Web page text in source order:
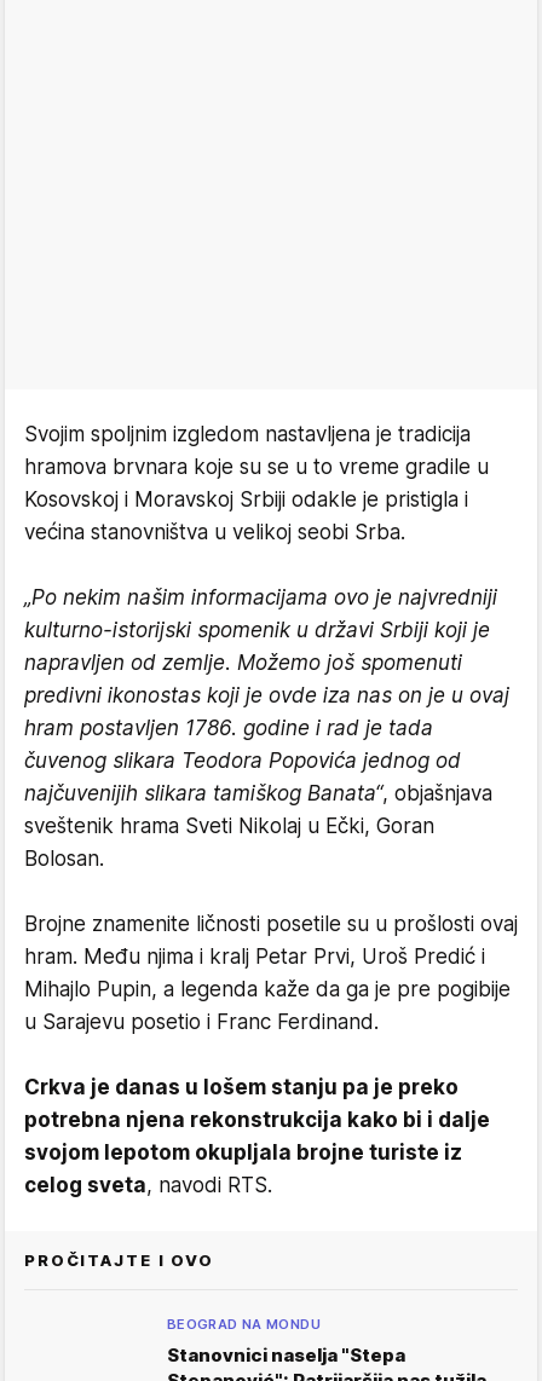
Svojim spoljnim izgledom nastavljena je tradicija
hramova brvnara koje su se u to vreme gradile u
Kosovskoj i Moravskoj Srbiji odakle je pristigla i
većina stanovništva u velikoj seobi Srba.
„Po nekim našim informacijama ovo je najvredniji
kulturno-istorijski spomenik u državi Srbiji koji je
napravljen od zemlje. Možemo još spomenuti
predivni ikonostas koji je ovde iza nas on je u ovaj
hram postavljen 1786. godine i rad je tada
čuvenog slikara Teodora Popovića jednog od
najčuvenijih slikara tamiškog Banata“, objašnjava
sveštenik hrama Sveti Nikolaj u Ečki, Goran
Bolosan.
Brojne znamenite ličnosti posetile su u prošlosti ovaj
hram. Među njima i kralj Petar Prvi, Uroš Predić i
Mihajlo Pupin, a legenda kaže da ga je pre pogibije
u Sarajevu posetio i Franc Ferdinand.
Crkva je danas u lošem stanju pa je preko
potrebna njena rekonstrukcija kako bi i dalje
svojom lepotom okupljala brojne turiste iz
celog sveta, navodi RTS.
PROČITAJTE I OVO
BEOGRAD NA MONDU
Stanovnici naselja "Stepa